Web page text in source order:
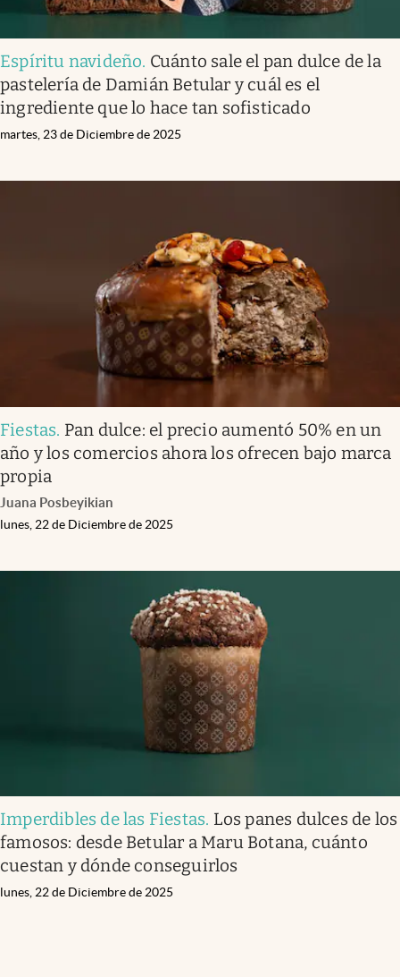
Mediakit
abre en nueva pestaña
Argentina
Espíritu navideño. Cuánto sale el pan dulce de la
pastelería de Damián Betular y cuál es el
ingrediente que lo hace tan sofisticado
martes, 23 de Diciembre de 2025
Fiestas. Pan dulce: el precio aumentó 50% en un
año y los comercios ahora los ofrecen bajo marca
propia
Juana Posbeyikian
lunes, 22 de Diciembre de 2025
Imperdibles de las Fiestas. Los panes dulces de los
famosos: desde Betular a Maru Botana, cuánto
cuestan y dónde conseguirlos
lunes, 22 de Diciembre de 2025